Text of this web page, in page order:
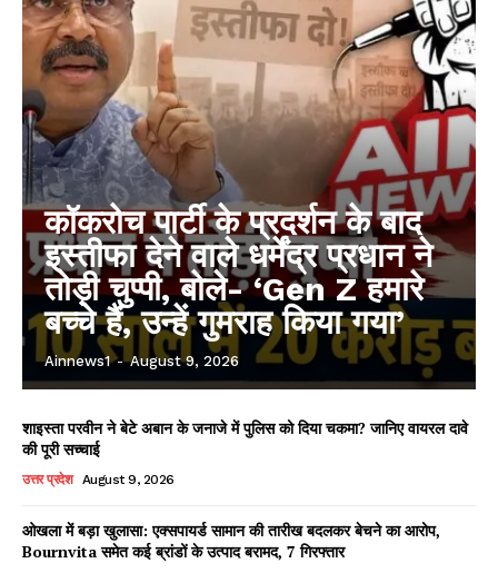
कॉकरोच पार्टी के प्रदर्शन के बाद
इस्तीफा देने वाले धर्मेंद्र प्रधान ने
तोड़ी चुप्पी, बोले- ‘Gen Z हमारे
बच्चे हैं, उन्हें गुमराह किया गया’
Ainnews1 - August 9, 2026
शाइस्ता परवीन ने बेटे अबान के जनाजे में पुलिस को दिया चकमा? जानिए वायरल दावे
की पूरी सच्चाई
उत्तर प्रदेश August 9, 2026
ओखला में बड़ा खुलासा: एक्सपायर्ड सामान की तारीख बदलकर बेचने का आरोप,
Bournvita समेत कई ब्रांडों के उत्पाद बरामद, 7 गिरफ्तार